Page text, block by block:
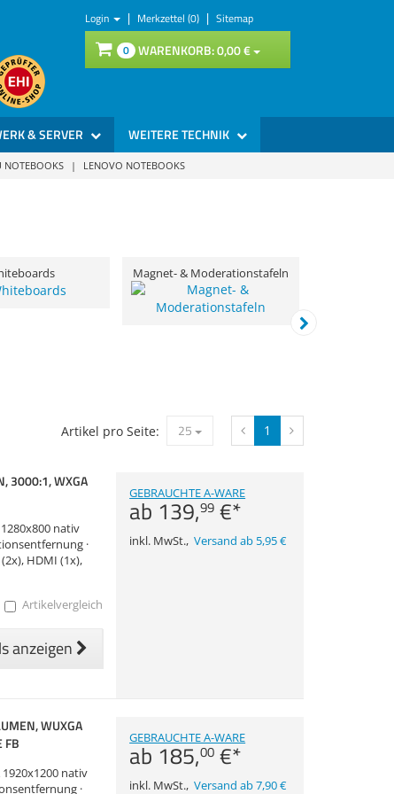
Login | Merkzettel (0) | Sitemap
0 WARENKORB:0,00€
& SERVER WEITERE TECHNIK
NOTEBOOKS | LENOVO NOTEBOOKS
Magnet- & Moderationstafeln
1
Artikel pro Seite: 25
3000:1, WXGA
1280x800 nativ
·
HDMI (1x),
Artikelvergleich
anzeigen
GEBRAUCHTE A-WARE
ab 139,99 €*
inkl. MwSt.,Versand ab 5,95 €
WUXGA
FB
1920x1200 nativ
·
GEBRAUCHTE A-WARE
ab 185,00 €*
inkl. MwSt.,Versand ab 7,90 €